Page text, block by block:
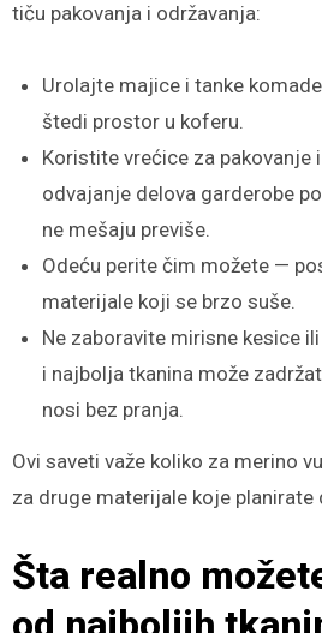
tiču pakovanja i održavanja:
Urolajte majice i tanke
štedi prostor u koferu.
Koristite vrećice za
odvajanje delova garderobe
ne mešaju previše.
Odeću perite čim možete —
materijale koji se brzo suše.
Ne zaboravite mirisne kesice
i najbolja tkanina može
nosi bez pranja.
Ovi saveti važe koliko za merino
za druge materijale koje planirate
Šta realno